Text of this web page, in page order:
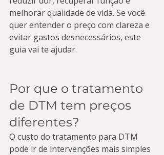
melhorar qualidade de vida. Se você
quer entender o preço com clareza e
evitar gastos desnecessários, este
guia vai te ajudar.
Por que o tratamento
de DTM tem preços
diferentes?
O custo do tratamento para DTM
pode ir de intervenções mais simples